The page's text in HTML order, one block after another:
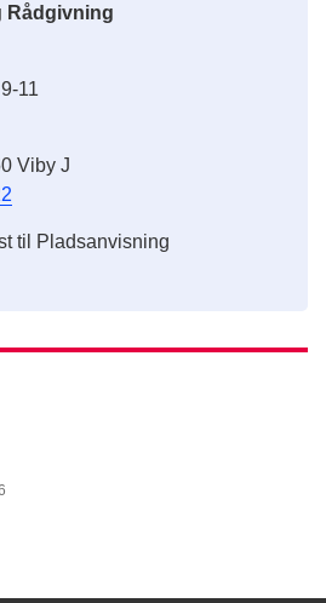
Rådgivning
11
Viby J
til Pladsanvisning